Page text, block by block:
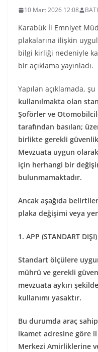
10 Mart 2026 12:08
Karabük İl Emniyet
plakalarına ilişkin
bilgi kirliği nedeniyle
bir açıklama yayınladı.
Yapılan açıklamada,
kullanılmakta olan
Şoförler ve
tarafından basılan;
birlikte gerekli
Mevzuata uygun
için herhangi bir
bulunmamaktadır.
Ancak aşağıda
plaka değişimi veya
1. APP (STANDART
Standart ölçülere
mührü ve gerekli
mevzuata aykırı
kullanımı yasaktır.
Bu durumda araç
ikamet adresine göre
Merkezi Amirliklerine